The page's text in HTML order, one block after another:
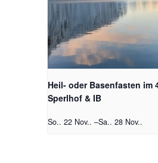
Heil- oder Basenfasten im
Sperlhof & IB
So.. 22 Nov.. –Sa.. 28 Nov..